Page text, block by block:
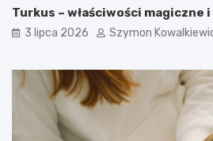
Turkus – właściwości magiczne
3 lipca 2026 Szymon